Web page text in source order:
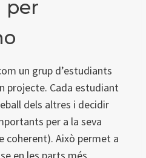
per
un grup d’estudiants
projecte. Cada estudiant
dels altres i decidir
per a la seva
coherent). Això permet a